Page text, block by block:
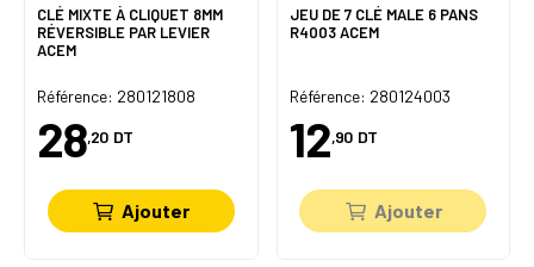
CLÉ MIXTE À CLIQUET 8MM
RÉVERSIBLE PAR LEVIER
ACEM
Référence: 280121808
28,20 DT
Ajouter
JEU DE 7 CLÉ MALE 6 PANS
R4003 ACEM
Référence: 280124003
12,90 DT
Ajouter